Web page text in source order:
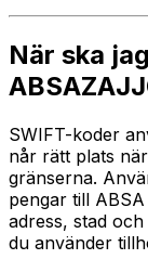
När ska
SWIFT-koder
når rätt plats
gränserna.
pengar till
adress, stad
du använder